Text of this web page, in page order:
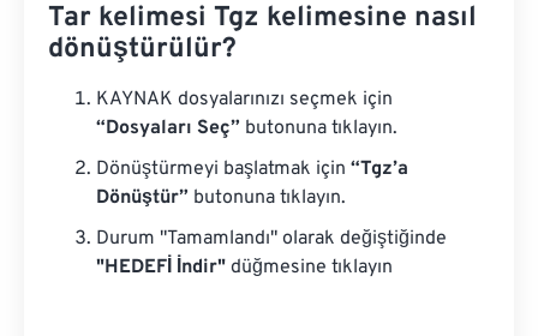
Tar kelimesi Tgz kelimesine nasıl
dönüştürülür?
KAYNAK dosyalarınızı seçmek için
“Dosyaları Seç” butonuna tıklayın.
Dönüştürmeyi başlatmak için “Tgz’a
Dönüştür” butonuna tıklayın.
Durum "Tamamlandı" olarak değiştiğinde
"HEDEFİ İndir" düğmesine tıklayın